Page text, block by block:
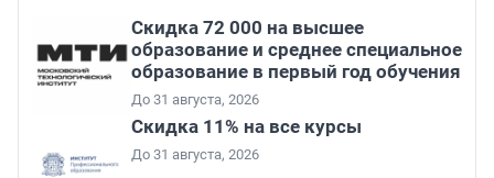
Скидка 72 000 на высшее
образование и среднее специальное
образование в первый год обучения
До 31 августа, 2026
Скидка 11% на все курсы
До 31 августа, 2026